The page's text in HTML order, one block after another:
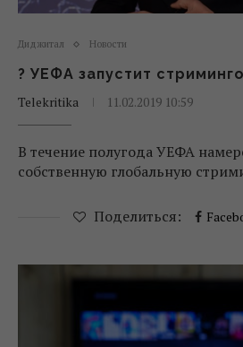
Диджитал Новости
? УЕФА запустит
Telekritika
11.02.2019 10:59
В течение полугода УЕФА
собственную глобальную
Поделиться: